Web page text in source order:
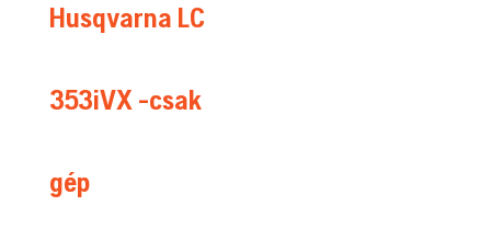
Husqvarna LC
353iVX -csak
gép